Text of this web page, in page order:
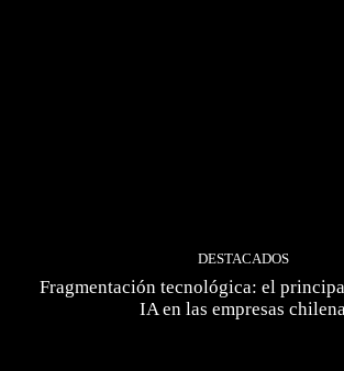
DESTACADOS
Fragmentación tecnológica: el
IA en las empresas